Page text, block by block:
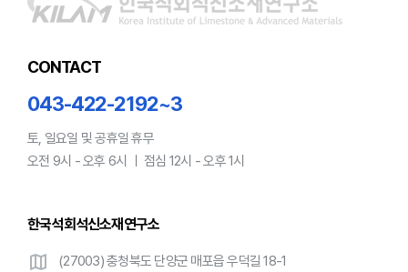
CONTACT
043-422-2192~3
토, 일요일 및 공휴일 휴무
오전 9시 - 오후 6시 ㅣ 점심 12시 - 오후 1시
한국석회석신소재연구소
map (27003) 충청북도 단양군 매포읍 우덕길 18-1